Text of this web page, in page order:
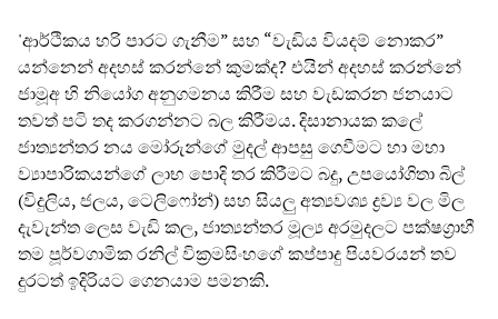
'ආර්ථිකය හරි පාරට ගැනීම” සහ “වැඩිය වියදම් නොකර”
යන්නෙන් අදහස් කරන්නේ කුමක්ද? එයින් අදහස් කරන්නේ
ජාමූඅ හි නියෝග අනුගමනය කිරීම සහ වැඩකරන ජනයාට
තවත් පටි තද කරගන්නට බල කිරීමය. දිසානායක කලේ
ජාත්‍යන්තර නය මෝරුන්ගේ මුදල් ආපසු ගෙවීමට හා මහා
ව්‍යාපාරිකයන්ගේ ලාභ පොදි තර කිරීමට බදු, උපයෝගිතා බිල්
(විදුලිය, ජලය, ටෙලිෆෝන්) සහ සියලු අත්‍යවශ්‍ය ද්‍රව්‍ය වල මිල
දැවැන්ත ලෙස වැඩි කල, ජාත්‍යන්තර මූල්‍ය අරමුදලට පක්ෂග්‍රාහී
තම පූර්වගාමික රනිල් වික්‍රමසිංහගේ කප්පාදු පියවරයන් තව
දුරටත් ඉදිරියට ගෙනයාම පමනකි.